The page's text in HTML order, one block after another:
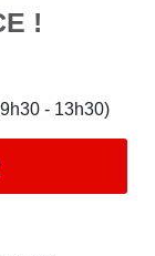
!
- 13h30)